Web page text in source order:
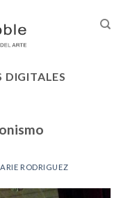
DIGITALES
RODRIGUEZ